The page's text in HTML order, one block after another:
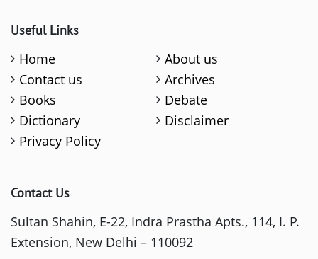
Useful Links
Home
About us
Contact us
Archives
Books
Debate
Dictionary
Disclaimer
Privacy Policy
Contact Us
Sultan Shahin, E-22, Indra Prastha Apts., 114, I. P.
Extension, New Delhi – 110092